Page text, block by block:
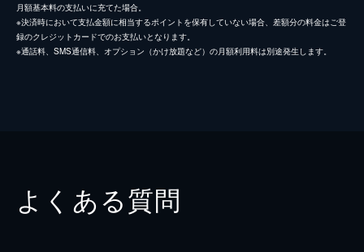
月額基本料の支払いに充てた場合。
※決済時において支払金額に相当するポイントを保有していない場合、差額分の料金はご登
録のクレジットカードでのお支払いとなります。
※通話料、SMS通信料、オプション（かけ放題など）の月額利用料は別途発生します。
よくある質問